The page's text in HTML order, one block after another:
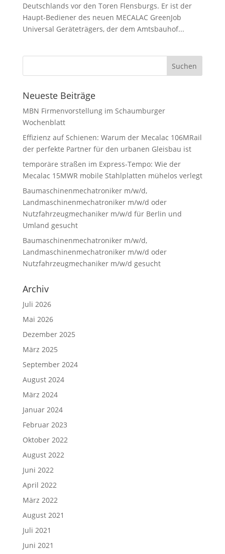
Deutschlands vor den Toren Flensburgs. Er ist der
Haupt-Bediener des neuen MECALAC GreenJob
Universal Geräteträgers, der dem Amtsbauhof...
Neueste Beiträge
MBN Firmenvorstellung im Schaumburger
Wochenblatt
Effizienz auf Schienen: Warum der Mecalac 106MRail
der perfekte Partner für den urbanen Gleisbau ist
temporäre straßen im Express-Tempo: Wie der
Mecalac 15MWR mobile Stahlplatten mühelos verlegt
Baumaschinenmechatroniker m/w/d,
Landmaschinenmechatroniker m/w/d oder
Nutzfahrzeugmechaniker m/w/d für Berlin und
Umland gesucht
Baumaschinenmechatroniker m/w/d,
Landmaschinenmechatroniker m/w/d oder
Nutzfahrzeugmechaniker m/w/d gesucht
Archiv
Juli 2026
Mai 2026
Dezember 2025
März 2025
September 2024
August 2024
März 2024
Januar 2024
Februar 2023
Oktober 2022
August 2022
Juni 2022
April 2022
März 2022
August 2021
Juli 2021
Juni 2021